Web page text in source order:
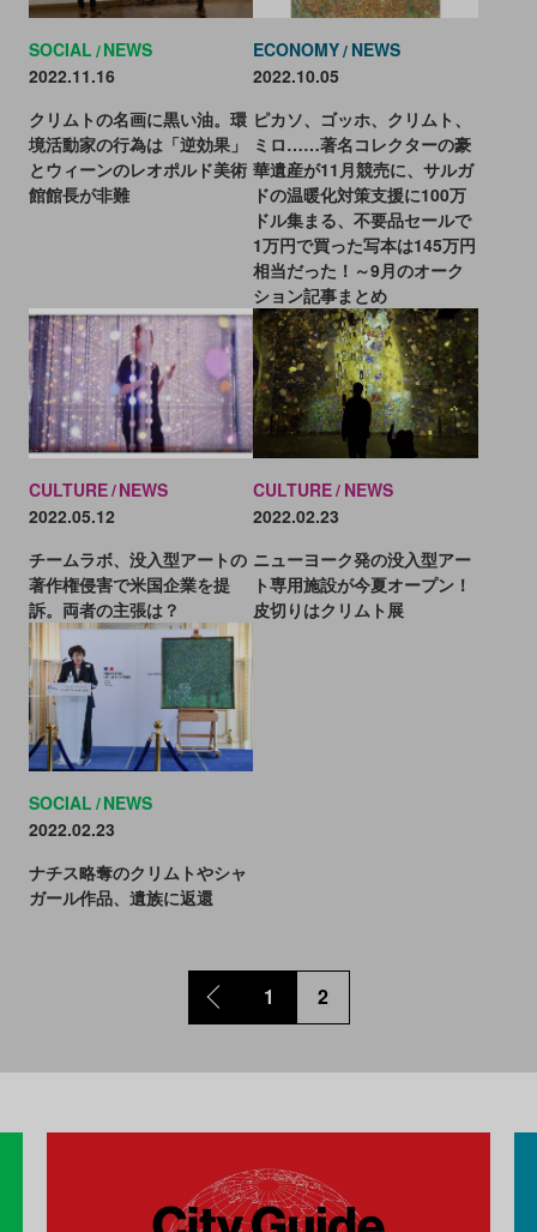
SOCIAL NEWS
2022.11.16
クリムトの名画に黒い油。環
境活動家の行為は「逆効果」
とウィーンのレオポルド美術
館館長が非難
ECONOMY NEWS
2022.10.05
ピカソ、ゴッホ、クリムト、
ミロ……著名コレクターの豪
華遺産が11月競売に、サルガ
ドの温暖化対策支援に100万
ドル集まる、不要品セールで
1万円で買った写本は145万円
相当だった！～9月のオーク
ション記事まとめ
CULTURE NEWS
2022.05.12
チームラボ、没入型アートの
著作権侵害で米国企業を提
訴。両者の主張は？
CULTURE NEWS
2022.02.23
ニューヨーク発の没入型アー
ト専用施設が今夏オープン！
皮切りはクリムト展
SOCIAL NEWS
2022.02.23
ナチス略奪のクリムトやシャ
ガール作品、遺族に返還
1 2